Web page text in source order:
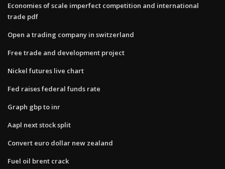
Economies of scale imperfect competition and international
trade pdf
Open a trading company in switzerland
Free trade and development project
Nickel futures live chart
Fed raises federal funds rate
Graph gbp to inr
Aapl next stock split
Convert euro dollar new zealand
Fuel oil brent crack